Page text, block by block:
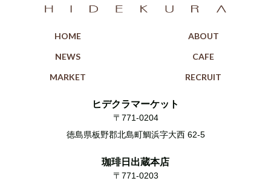
HOME
ABOUT
NEWS
CAFE
MARKET
RECRUIT
ヒデクラマーケット
〒771-0204
徳島県板野郡北島町鯛浜字大西 62-5
珈琲日出蔵本店
〒771-0203